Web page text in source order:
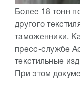
Более 18 тонн
другого
таможенники.
пресс-службе
текстильные
При этом